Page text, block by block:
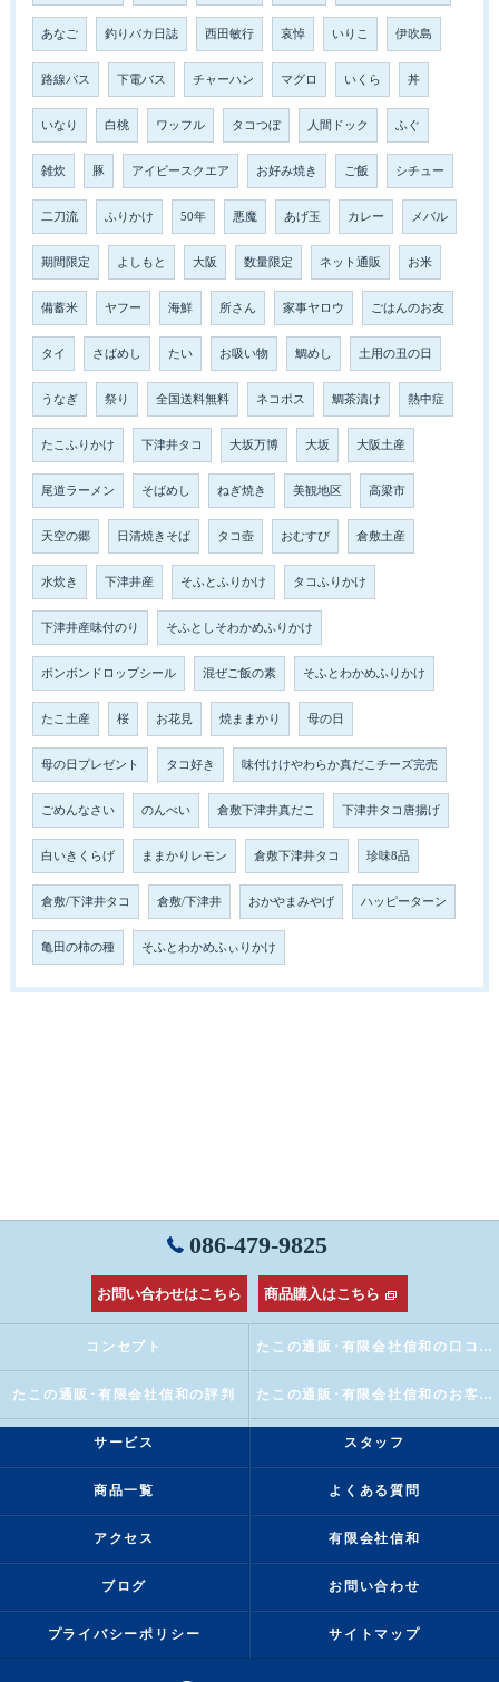
あなご 釣りバカ日誌 西田敏行 哀悼 いりこ 伊吹島
路線バス 下電バス チャーハン マグロ いくら 丼
いなり 白桃 ワッフル タコつぼ 人間ドック ふぐ
雑炊 豚 アイビースクエア お好み焼き ご飯 シチュー
二刀流 ふりかけ 50年 悪魔 あげ玉 カレー メバル
期間限定 よしもと 大阪 数量限定 ネット通販 お米
備蓄米 ヤフー 海鮮 所さん 家事ヤロウ ごはんのお友
タイ さばめし たい お吸い物 鯛めし 土用の丑の日
うなぎ 祭り 全国送料無料 ネコポス 鯛茶漬け 熱中症
たこふりかけ 下津井タコ 大坂万博 大坂 大阪土産
尾道ラーメン そばめし ねぎ焼き 美観地区 高梁市
天空の郷 日清焼きそば タコ壺 おむすび 倉敷土産
水炊き 下津井産 そふとふりかけ タコふりかけ
下津井産味付のり そふとしそわかめふりかけ
ボンボンドロップシール 混ぜご飯の素 そふとわかめふりかけ
たこ土産 桜 お花見 焼ままかり 母の日
母の日プレゼント タコ好き 味付けけやわらか真だこチーズ完売
ごめんなさい のんべい 倉敷下津井真だこ 下津井タコ唐揚げ
白いきくらげ ままかりレモン 倉敷下津井タコ 珍味8品
倉敷/下津井タコ 倉敷/下津井 おかやまみやげ ハッピーターン
亀田の柿の種 そふとわかめふぃりかけ
086-479-9825
お問い合わせはこちら 商品購入はこちら
コンセプト たこの通販･有限会社信和の口コミ情報
たこの通販･有限会社信和の評判 たこの通販･有限会社信和のお客様の声
サービス スタッフ
商品一覧 よくある質問
アクセス 有限会社信和
ブログ お問い合わせ
プライバシーポリシー サイトマップ